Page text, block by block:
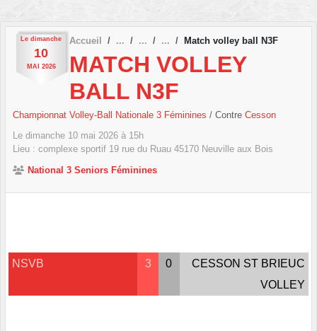
Le dimanche
10
MAI 2026
Accueil Match volley ball N3F
MATCH VOLLEY
BALL N3F
Championnat Volley-Ball Nationale 3 Féminines / Contre Cesson
Le dimanche 10 mai 2026 à 15h
Lieu : complexe sportif 19 rue du Ruau 45170 Neuville aux Bois
National 3 Seniors Féminines
NSVB 3 0
CESSON ST BRIEUC
VOLLEY